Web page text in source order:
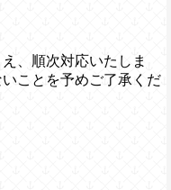
、順次対応いたしま
ことを予めご了承くだ